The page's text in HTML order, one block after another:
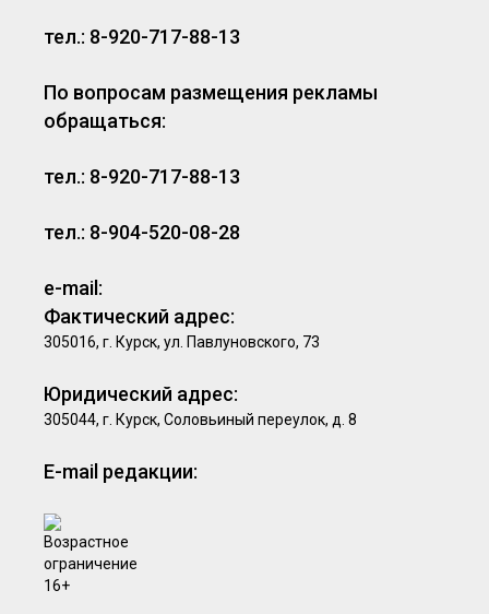
тел.: 8-920-717-88-13
По вопросам размещения рекламы
обращаться:
тел.: 8-920-717-88-13
тел.: 8-904-520-08-28
e-mail:
Фактический адрес:
305016, г. Курск, ул. Павлуновского, 73
Юридический адрес:
305044, г. Курск, Соловьиный переулок, д. 8
E-mail редакции: